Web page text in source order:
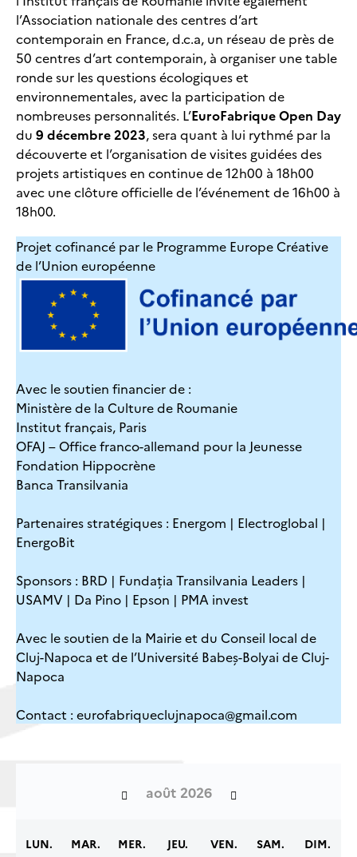
l’Association nationale des centres d’art
contemporain en France, d.c.a, un réseau de près de
50 centres d’art contemporain, à organiser une table
ronde sur les questions écologiques et
environnementales, avec la participation de
nombreuses personnalités. L’EuroFabrique Open Day
du 9 décembre 2023, sera quant à lui rythmé par la
découverte et l’organisation de visites guidées des
projets artistiques en continue de 12h00 à 18h00
avec une clôture officielle de l’événement de 16h00 à
18h00.
Projet cofinancé par le Programme Europe Créative
de l’Union européenne
Avec le soutien financier de :
Ministère de la Culture de Roumanie
Institut français, Paris
OFAJ – Office franco-allemand pour la Jeunesse
Fondation Hippocrène
Banca Transilvania
Partenaires stratégiques : Energom | Electroglobal |
EnergoBit
Sponsors : BRD | Fundația Transilvania Leaders |
USAMV | Da Pino | Epson | PMA invest
Avec le soutien de la Mairie et du Conseil local de
Cluj-Napoca et de l’Université Babeș-Bolyai de Cluj-
Napoca
Contact : eurofabriqueclujnapoca@gmail.com
août 2026
LUN. MAR. MER. JEU. VEN. SAM. DIM.